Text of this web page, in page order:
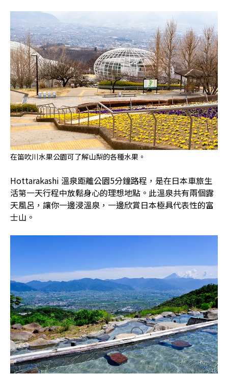
在笛吹川水果公園可了解山梨的各種水果。
Hottarakashi 溫泉距離公園5分鐘路程，是在日本車旅生
活第一天行程中放鬆身心的理想地點。此溫泉共有兩個露
天風呂，讓你一邊浸溫泉，一邊欣賞日本極具代表性的富
士山。